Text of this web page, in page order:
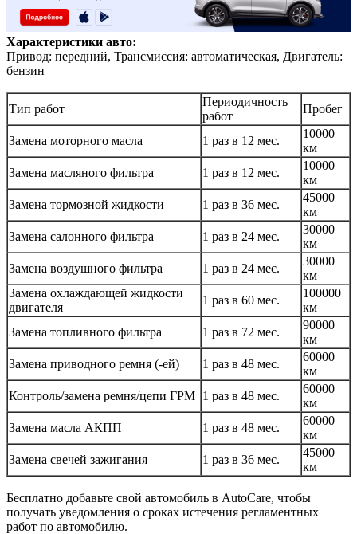
Характеристики авто:
Привод: передний, Трансмиссия: автоматическая, Двигатель:
бензин
Тип работ
Периодичность
работ
Пробег
Замена моторного масла 1 раз в 12 мес.
10000
км
Замена масляного фильтра
1 раз в 12 мес.
10000
км
Замена тормозной жидкости
1 раз в 36 мес.
45000
км
Замена салонного фильтра
1 раз в 24 мес.
30000
км
Замена воздушного фильтра
1 раз в 24 мес.
30000
км
Замена охлаждающей жидкости
двигателя
1 раз в 60 мес.
100000
км
Замена топливного фильтра
1 раз в 72 мес.
90000
км
Замена приводного ремня (-ей)
1 раз в 48 мес.
60000
км
Контроль/замена ремня/цепи ГРМ 1 раз в 48 мес.
60000
км
Замена масла АКПП
1 раз в 48 мес.
60000
км
Замена свечей зажигания
1 раз в 36 мес.
45000
км
Бесплатно добавьте свой автомобиль в AutoCare, чтобы
получать уведомления о сроках истечения регламентных
работ по автомобилю.